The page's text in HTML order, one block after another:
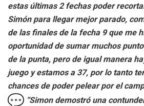
estas últimas 2 fechas poder
Simón para llegar mejor parado,
de las finales de la fecha 9 que me
oportunidad de sumar muchos
de la punta, pero de igual manera
juego y estamos a 37, por lo tanto
chances de poder pelear por el
“Simon demostró una